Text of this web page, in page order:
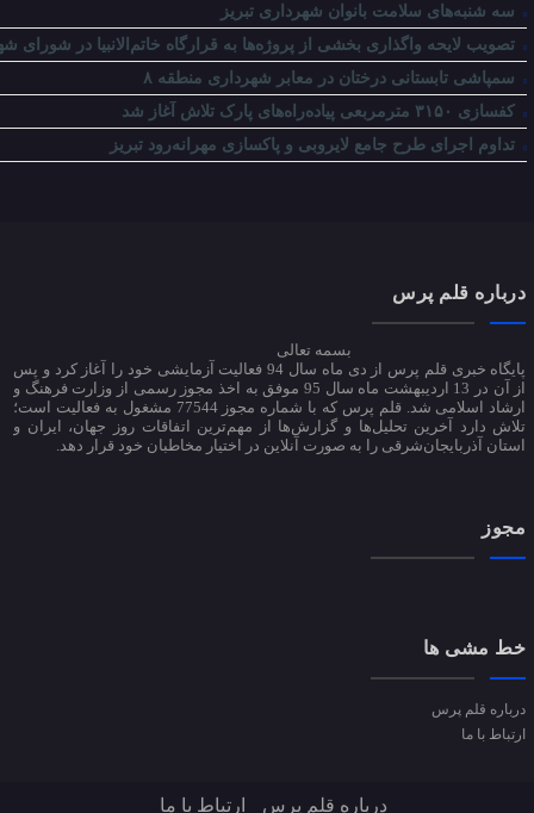
سه شنبه‌های سلامت بانوان شهرداری تبریز
تصویب لایحه واگذاری بخشی از پروژه‌ها به قرارگاه خاتم‌الانبیا در شورای
سمپاشی تابستانی درختان در معابر شهرداری منطقه ۸
کفسازی ۳۱۵۰ مترمربعی پیاده‌راه‌های پارک تلاش آغاز شد
تداوم اجرای طرح جامع لایروبی و پاکسازی مهرانه‌رود تبریز
درباره قلم پرس
بسمه تعالی
پایگاه خبری قلم پرس از دی ماه سال 94 فعالیت آزمایشی خود را آغاز کرد و پس
از آن در 13 اردیبهشت ماه سال 95 موفق به اخذ مجوز رسمی از وزارت فرهنگ و
ارشاد اسلامی شد. قلم پرس که با شماره مجوز 77544 مشغول به فعالیت است؛
تلاش دارد آخرین تحلیل‌ها و گزارش‌ها از مهم‌ترین اتفاقات روز جهان، ایران و
استان آذربایجان‌شرقی را به صورت آنلاین در اختیار مخاطبان خود قرار دهد.
مجوز
خط مشی ها
درباره قلم پرس
ارتباط با ما
درباره قلم پرس ارتباط با ما